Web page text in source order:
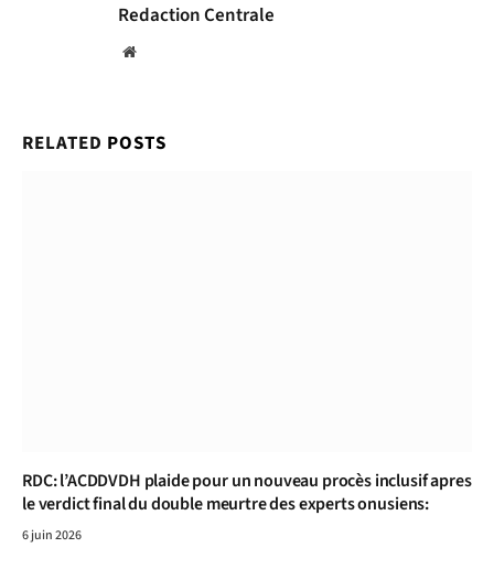
Redaction Centrale
Website
RELATED POSTS
RDC: l’ACDDVDH plaide pour un nouveau procès inclusif apres
le verdict final du double meurtre des experts onusiens:
6 juin 2026